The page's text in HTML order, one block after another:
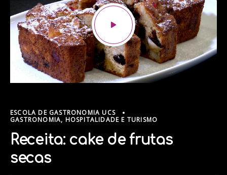
ESCOLA DE GASTRONOMIA UCS
GASTRONOMIA, HOSPITALIDADE E TURISMO
Receita: cake de frutas
secas